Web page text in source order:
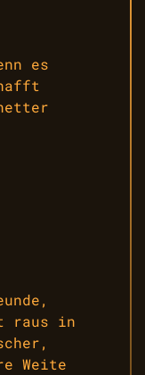
es
raus in
Weite